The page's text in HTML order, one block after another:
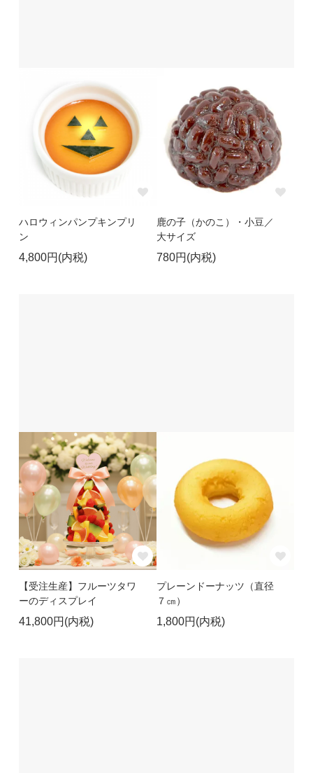
ハロウィンパンプキンプリ
ン
4,800円(内税)
鹿の子（かのこ）・小豆／
大サイズ
780円(内税)
【受注生産】フルーツタワ
ーのディスプレイ
41,800円(内税)
プレーンドーナッツ（直径
７㎝）
1,800円(内税)